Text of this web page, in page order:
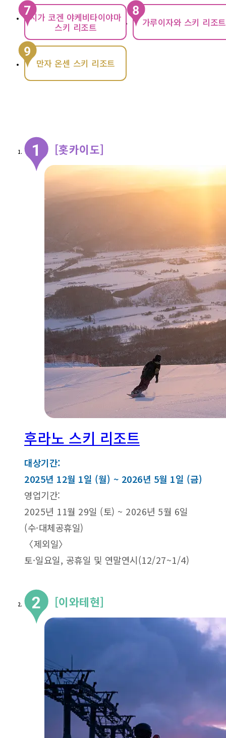
시가 코겐 야케비타이야마
스키 리조트
가루이자와 스키 리조트
만자 온센 스키 리조트
[홋카이도]
후라노 스키 리조트
대상기간:
2025년 12월 1일 (월) ~ 2026년 5월 1일 (금)
영업기간:
2025년 11월 29일 (토) ~ 2026년 5월 6일
(수·대체공휴일)
〈제외일〉
토·일요일, 공휴일 및 연말연시(12/27~1/4)
[이와테현]